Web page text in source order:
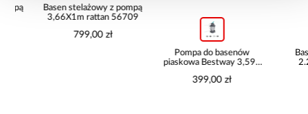
Basen stelażowy z pompą
3,66X1m rattan 56709
799,00 zł
Pompa do basenów
piaskowa Bestway 3,596
399,00 zł
Basen